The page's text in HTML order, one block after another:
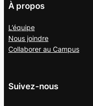
À propos
L’équipe
Nous joindre
Collaborer au Campus
Suivez-nous